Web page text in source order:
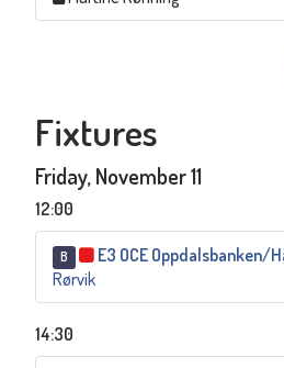
Fixtures
Friday, November 11
12:00
B E3 OCE Oppdalsbanken/
Rørvik
14:30